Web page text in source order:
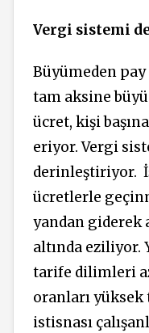
Vergi sistemi
Büyümeden
tam aksine
ücret, kişi
eriyor. Vergi
derinleştiriyor.
ücretlerle
yandan giderek
altında eziliyor.
tarife dilimleri
oranları
istisnası